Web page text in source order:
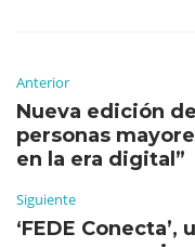
Anterior
Nueva edición
personas
en la era digital”
Siguiente
‘FEDE